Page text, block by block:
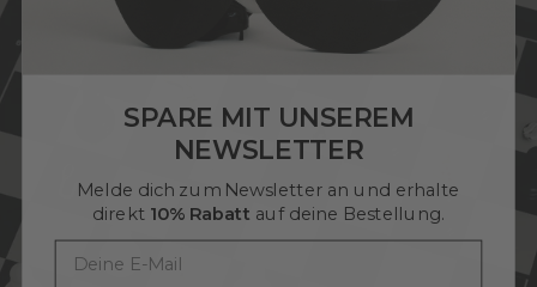
SPARE MIT UNSEREM
NEWSLETTER
Melde dich zum Newsletter an und erhalte
direkt 10% Rabatt auf deine Bestellung.